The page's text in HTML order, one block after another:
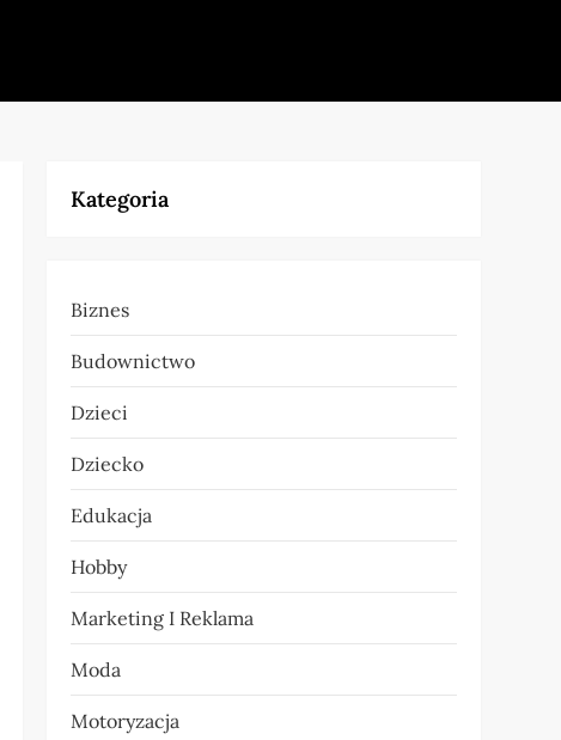
Kategoria
Biznes
Budownictwo
Dzieci
Dziecko
Edukacja
Hobby
Marketing I Reklama
Moda
Motoryzacja